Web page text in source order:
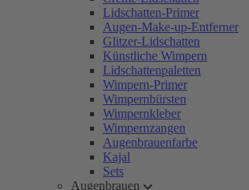
Lidschatten-Primer
Augen-Make-up-Entferner
Glitzer-Lidschatten
Künstliche Wimpern
Lidschattenpaletten
Wimpern-Primer
Wimpernbürsten
Wimpernkleber
Wimpernzangen
Augenbrauenfarbe
Kajal
Sets
Augenbrauen